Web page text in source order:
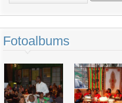
Fotoalbums